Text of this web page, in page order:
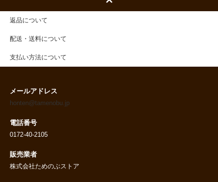
返品について
配送・送料について
支払い方法について
メールアドレス
honten@tamenobu.jp
電話番号
0172-40-2105
販売業者
株式会社ためのぶストア